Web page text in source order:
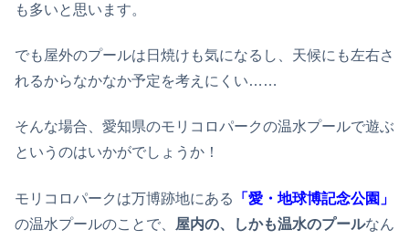
も多いと思います。
でも屋外のプールは日焼けも気になるし、天候にも左右さ
れるからなかなか予定を考えにくい……
そんな場合、愛知県のモリコロパークの温水プールで遊ぶ
というのはいかがでしょうか！
モリコロパークは万博跡地にある
「愛・地球博記念公園」
の温水プールのことで、 屋内の、しかも温水のプールなん